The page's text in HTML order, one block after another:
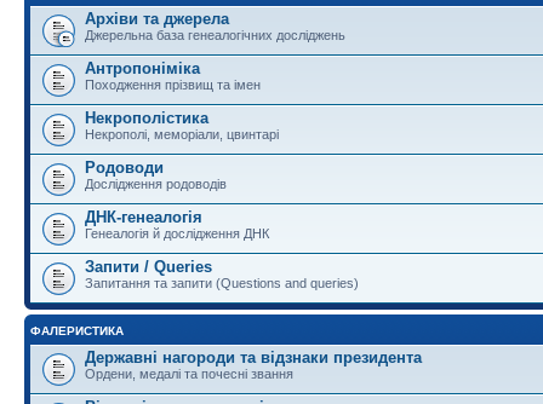
Архіви та джерела
Джерельна база генеалогічних досліджень
Антропоніміка
Походження прізвищ та імен
Некрополістика
Некрополі, меморіали, цвинтарі
Родоводи
Дослідження родоводів
ДНК-генеалогія
Генеалогія й дослідження ДНК
Запити / Queries
Запитання та запити (Questions and queries)
ФАЛЕРИСТИКА
Державні нагороди та відзнаки президента
Ордени, медалі та почесні звання